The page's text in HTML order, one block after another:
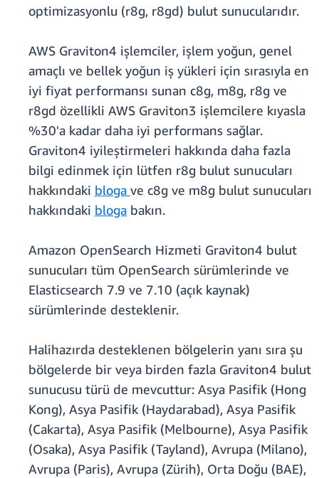
optimizasyonlu (r8g, r8gd) bulut sunucularıdır.
AWS Graviton4 işlemciler, işlem yoğun, genel
amaçlı ve bellek yoğun iş yükleri için sırasıyla en
iyi fiyat performansı sunan c8g, m8g, r8g ve
r8gd özellikli AWS Graviton3 işlemcilere kıyasla
%30'a kadar daha iyi performans sağlar.
Graviton4 iyileştirmeleri hakkında daha fazla
bilgi edinmek için lütfen r8g bulut sunucuları
hakkındaki bloga ve c8g ve m8g bulut sunucuları
hakkındaki bloga bakın.
Amazon OpenSearch Hizmeti Graviton4 bulut
sunucuları tüm OpenSearch sürümlerinde ve
Elasticsearch 7.9 ve 7.10 (açık kaynak)
sürümlerinde desteklenir.
Halihazırda desteklenen bölgelerin yanı sıra şu
bölgelerde bir veya birden fazla Graviton4 bulut
sunucusu türü de mevcuttur: Asya Pasifik (Hong
Kong), Asya Pasifik (Haydarabad), Asya Pasifik
(Cakarta), Asya Pasifik (Melbourne), Asya Pasifik
(Osaka), Asya Pasifik (Tayland), Avrupa (Milano),
Avrupa (Paris), Avrupa (Zürih), Orta Doğu (BAE),